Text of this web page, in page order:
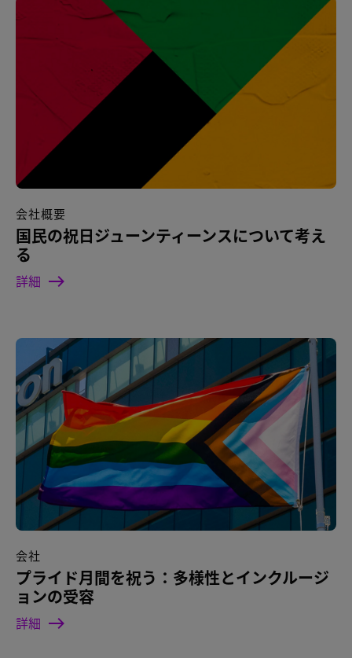
会社概要
国民の祝日ジューンティーンスについて考え
る
詳細
会社
プライド月間を祝う：多様性とインクルージ
ョンの受容
詳細